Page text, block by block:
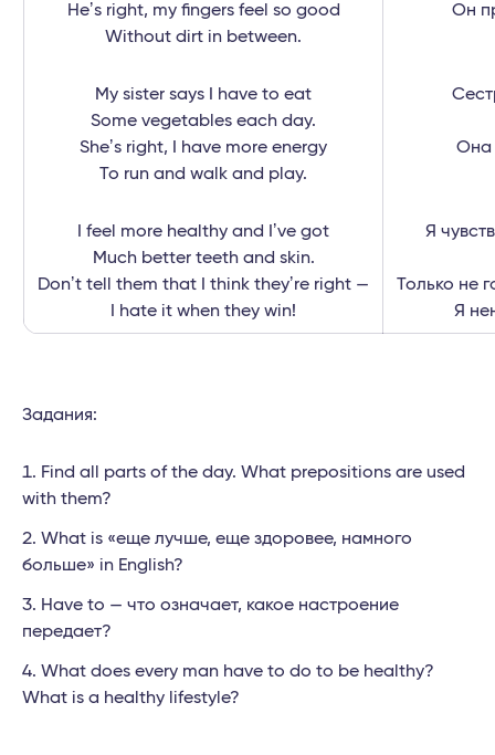
Heʼs right, my fingers feel so good
Without dirt in between.
My sister says I have to eat
Some vegetables each day.
Sheʼs right, I have more energy
To run and walk and play.
I feel more healthy and Iʼve got
Much better teeth and skin.
Donʼt tell them that I think theyʼre right —
I hate it when they win!
Он
Она
Я
Только не
Я
Задания:
Find all parts of the day. What prepositions are used
with them?
What is «еще лучше, еще здоровее, намного
больше» in English?
Have to — что означает, какое настроение
передает?
What does every man have to do to be healthy?
What is a healthy lifestyle?